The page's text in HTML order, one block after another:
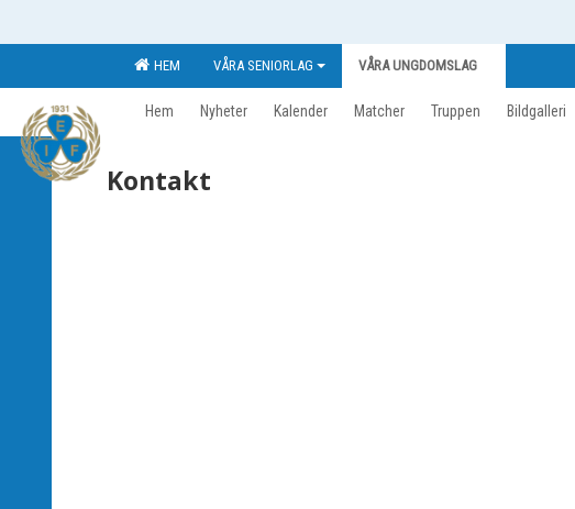
HEM VÅRA SENIORLAG VÅRA UNGDOMSLAG
Hem Nyheter Kalender Matcher Truppen Bildgalleri
Kontakt